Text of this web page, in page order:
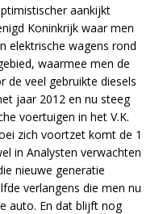
aankijkt
Koninkrijk waar men
elektrische wagens rond
waarmee men de
de veel gebruikte diesels
jaar 2012 en nu steeg
voertuigen in het V.K.
zich voortzet komt de 1
in Analysten verwachten
nieuwe generatie
verlangens die men nu
auto. En dat blijft nog